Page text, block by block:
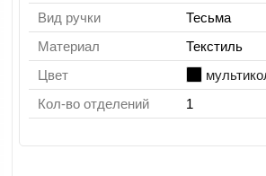
Вид ручки
Тесьма
Материал
Текстиль
Цвет
Кол-во отделений
1